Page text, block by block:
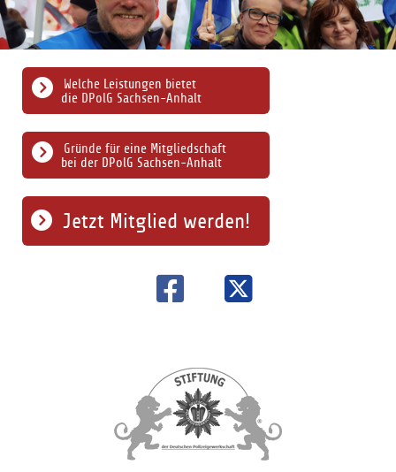
Gründe für eine Mitgliedschaft
bei der DPolG Sachsen-Anhalt
Welche Leistungen bietet
die DPolG Sachsen-Anhalt
Jetzt Mitglied werden!